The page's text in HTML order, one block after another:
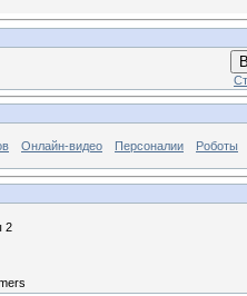
Онлайн-видео Персоналии Роботы
2